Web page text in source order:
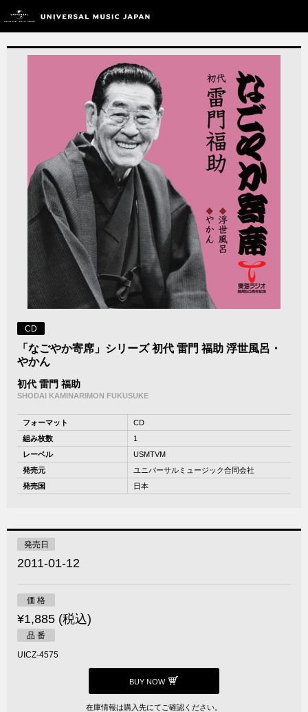
CD
「なごやか寄席」シリーズ 初代 雷門 福助 浮世風呂・
やかん
初代 雷門 福助
SHODAI KAMINARIMON FUKUSUKE
フォーマット
CD
組み枚数
1
レーベル
USMTVM
発売元
ユニバーサルミュージック合同会社
発売国
日本
発売日
2011-01-12
価 格
¥1,885 (税込)
品 番
UICZ-4575
BUY NOW
在庫情報は購入先にてご確認ください。